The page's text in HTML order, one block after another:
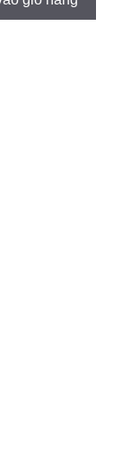
₫.168.000 ₫.